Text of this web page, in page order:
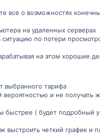
все о возможностях
на удаленных серверах
по потери
на этом хорошие
выбранного тарифа
вероятностью и не получать
быстрее ( будет подробный
четкий график и